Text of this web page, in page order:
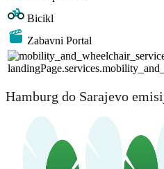
Bicikl
Zabavni Portal
Hamburg do Sarajevo